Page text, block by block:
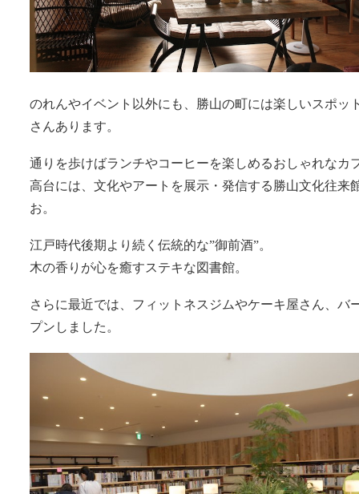
のれんやイベント以外にも、勝山の町には楽しいスポッ
さんあります。
通りを歩けばランチやコーヒーを楽しめるおしゃれなカ
高台には、文化やアートを展示・発信する勝山文化往来
お。
江戸時代後期より続く伝統的な”御前酒”。
木の香りが心を癒すステキな図書館。
さらに最近では、フィットネスジムやケーキ屋さん、バ
プンしました。